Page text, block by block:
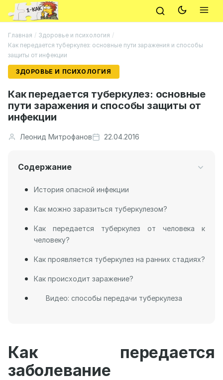
Главная / Здоровье и психология /
Как передается туберкулез: основные пути заражения и способы
защиты от инфекции
ЗДОРОВЬЕ И ПСИХОЛОГИЯ
Как передается туберкулез: основные
пути заражения и способы защиты от
инфекции
Леонид Митрофанов 22.04.2016
Содержание
История опасной инфекции
Как можно заразиться туберкулезом?
Как передается туберкулез от человека к
человеку?
Как проявляется туберкулез на ранних стадиях?
Как происходит заражение?
Видео: способы передачи туберкулеза
Как передается
заболевание